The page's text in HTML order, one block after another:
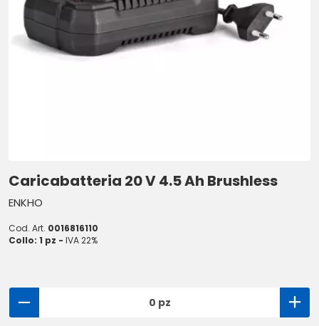
Caricabatteria 20 V 4.5 Ah Brushless
ENKHO
Cod. Art. 0016816110
Collo: 1 pz - IVA 22%
0 pz